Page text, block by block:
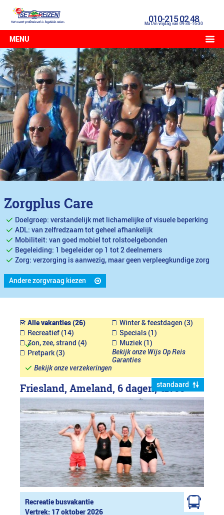
010-215 02 48
Ma t/m vrijdag van 09:30-16:30
MENU
Zorgplus Care
Doelgroep: verstandelijk met lichamelijke of visuele beperking
ADL: van zelfredzaam tot geheel afhankelijk
Mobiliteit: van goed mobiel tot rolstoelgebonden
Begeleiding: 1 begeleider op 1 tot 2 deelnemers
Zorg: verzorging is aanwezig, maar geen verpleegkundige zorg
Andere zorgvraag kiezen
Alle vakanties (26)
Winter & feestdagen (3)
Recreatief (14)
Specials (1)
Zon, zee, strand (4)
Muziek (1)
Pretpark (3)
Bekijk onze Wijs Op Reis
Garanties
Bekijk onze verzekeringen
standaard
Friesland, Ameland, 6 dagen,€1799
Recreatie busvakantie
Vertrek: 17 oktober 2026